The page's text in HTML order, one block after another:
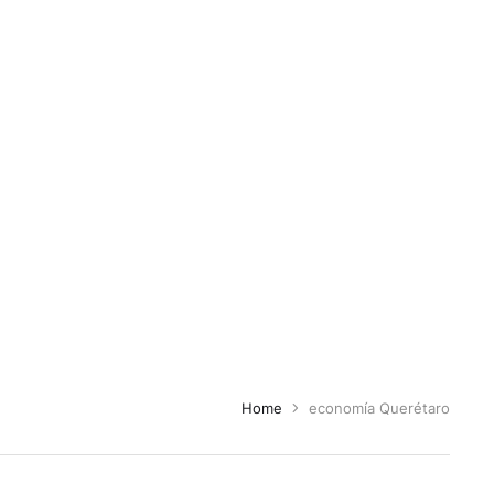
Home economía Querétaro